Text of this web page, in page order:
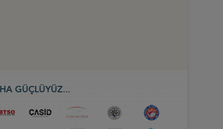
GÜÇLÜYÜZ...